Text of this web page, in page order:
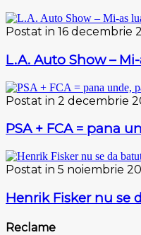
Postat in 16 decembrie
L.A. Auto Show –
Postat in 2 decembrie
PSA + FCA = pana
Postat in 5 noiembrie
Henrik Fisker nu se
Reclame